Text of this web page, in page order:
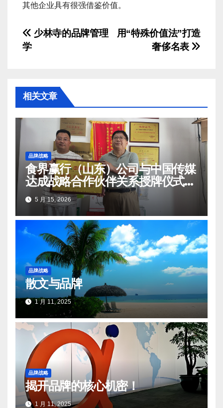
其他企业具有很强借鉴价值。
文
章
航
用“特殊价值法”打造
奢侈名表
少林寺的品牌管理
学
相关文章
品牌战略
食界赢行（山东）公司与中国传媒
达成战略合作伙伴关系授牌仪式在
莒南顺利举办
5 月 15, 2026
品牌战略
散文与品牌
1 月 11, 2025
品牌战略
揭开品牌的核心机密！
1 月 11, 2025